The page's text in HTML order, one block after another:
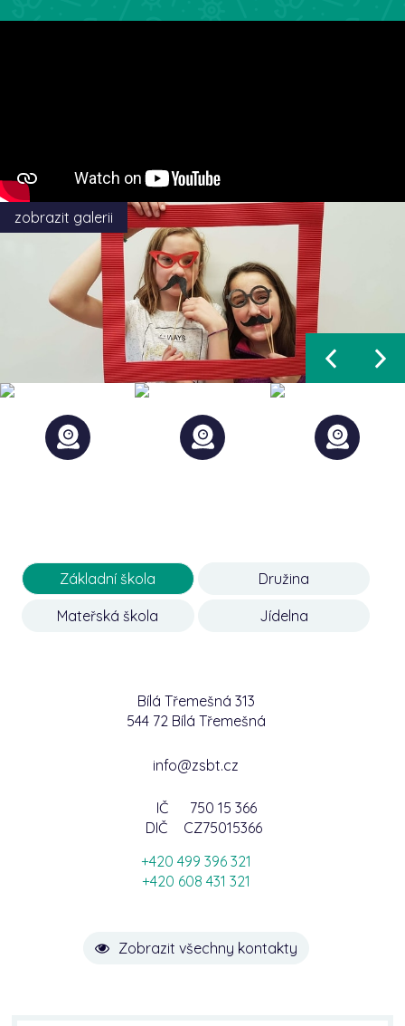
zobrazit galerii
Základní škola Družina
Mateřská škola Jídelna
Bílá Třemešná 313
544 72 Bílá Třemešná
info@zsbt.cz
IČ
750 15 366
DIČ
CZ75015366
+420 499 396 321
+420 608 431 321
Zobrazit všechny kontakty